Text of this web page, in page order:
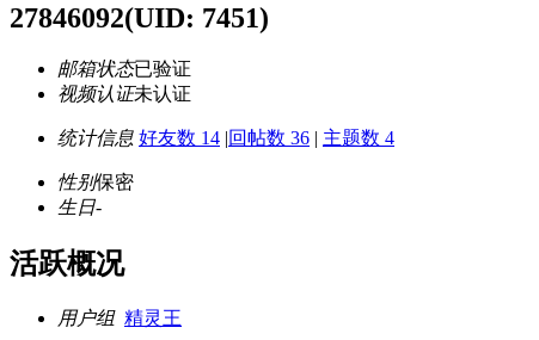
27846092(UID: 7451)
邮箱状态已验证
视频认证未认证
统计信息 好友数 14 |回帖数 36 | 主题数 4
性别保密
生日-
活跃概况
用户组 精灵王